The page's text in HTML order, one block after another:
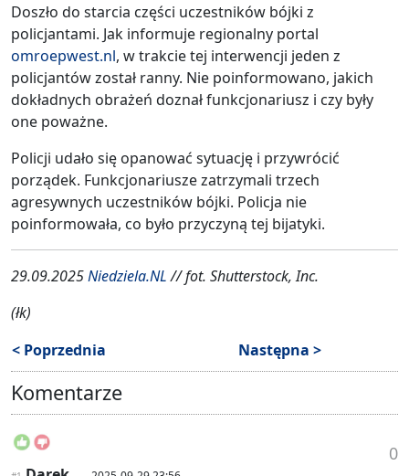
Doszło do starcia części uczestników bójki z
policjantami. Jak informuje regionalny portal
omroepwest.nl, w trakcie tej interwencji jeden z
policjantów został ranny. Nie poinformowano, jakich
dokładnych obrażeń doznał funkcjonariusz i czy były
one poważne.
Policji udało się opanować sytuację i przywrócić
porządek. Funkcjonariusze zatrzymali trzech
agresywnych uczestników bójki. Policja nie
poinformowała, co było przyczyną tej bijatyki.
29.09.2025Niedziela.NL// fot. Shutterstock, Inc.
(łk)
< Poprzednia
Następna >
Komentarze
0